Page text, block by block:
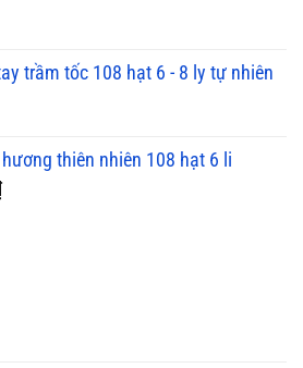
trầm tốc 108 hạt 6 - 8 ly tự nhiên
thiên nhiên 108 hạt 6 li